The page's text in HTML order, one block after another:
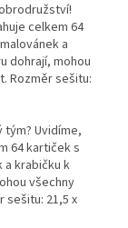
celkem 64
a
dohrají, mohou
Rozměr sešitu:
Uvidíme,
64 kartiček s
a krabičku k
všechny
sešitu: 21,5 x